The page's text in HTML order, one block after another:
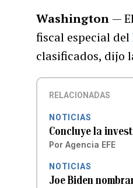
Washington —
fiscal especial del
clasificados, dijo
RELACIONADAS
NOTICIAS
Concluye la
Por Agencia EFE
NOTICIAS
Joe Biden